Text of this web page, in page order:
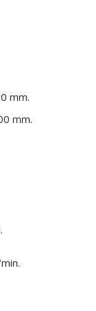
mm.
mm.